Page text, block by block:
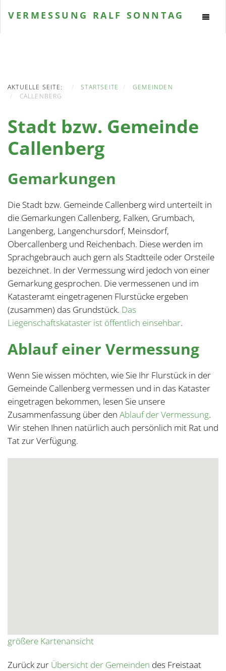
VERMESSUNG RALF SONNTAG
AKTUELLE SEITE: STARTSEITE
GEMEINDEN
CALLENBERG
Stadt bzw. Gemeinde
Callenberg
Gemarkungen
Die Stadt bzw. Gemeinde Callenberg wird unterteilt in
die Gemarkungen Callenberg, Falken, Grumbach,
Langenberg, Langenchursdorf, Meinsdorf,
Obercallenberg und Reichenbach. Diese werden im
Sprachgebrauch auch gern als Stadtteile oder Orsteile
bezeichnet. In der Vermessung wird jedoch von einer
Gemarkung gesprochen. Die vermessenen und im
Katasteramt eingetragenen Flurstücke ergeben
(zusammen) das Grundstück. Das
Liegenschaftskataster ist öffentlich einsehbar.
Ablauf einer Vermessung
Wenn Sie wissen möchten, wie Sie Ihr Flurstück in der
Gemeinde Callenberg vermessen und in das Kataster
eingetragen bekommen, lesen Sie unsere
Zusammenfassung über den Ablauf der Vermessung.
Wir stehen Ihnen natürlich auch persönlich mit Rat und
Tat zur Verfügung.
größere Kartenansicht
Zurück zur Übersicht der Gemeinden des Freistaat